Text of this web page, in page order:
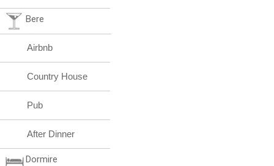
Bere
Airbnb
Country House
Pub
After Dinner
Dormire